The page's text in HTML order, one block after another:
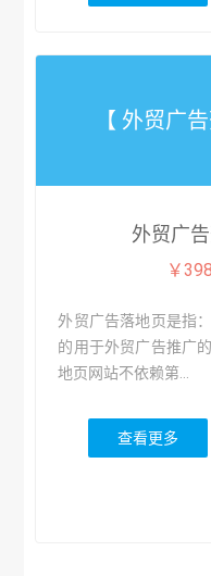
【 外贸广
外贸广
￥
外贸广告落地页是指
的用于外贸广告推广
地页网站不依赖第...
查看更多